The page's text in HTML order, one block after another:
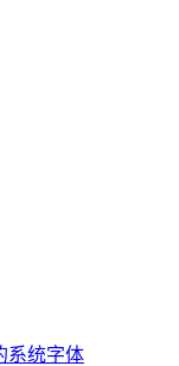
系统字体